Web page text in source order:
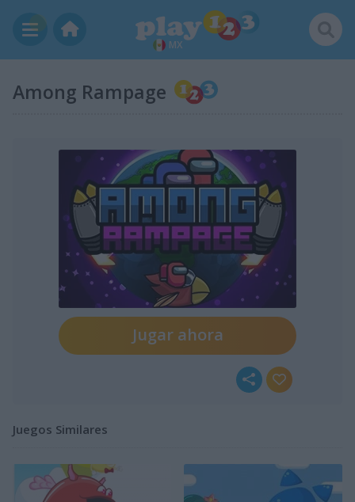
MX
Among Rampage
Jugar ahora
Juegos Similares